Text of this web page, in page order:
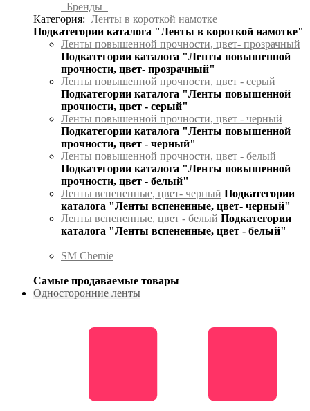
Бренды
Категория: Ленты в короткой намотке
Подкатегории каталога "Ленты в короткой намотке"
Ленты повышенной прочности, цвет- прозрачный
Подкатегории каталога "Ленты повышенной
прочности, цвет- прозрачный"
Ленты повышенной прочности, цвет - серый
Подкатегории каталога "Ленты повышенной
прочности, цвет - серый"
Ленты повышенной прочности, цвет - черный
Подкатегории каталога "Ленты повышенной
прочности, цвет - черный"
Ленты повышенной прочности, цвет - белый
Подкатегории каталога "Ленты повышенной
прочности, цвет - белый"
Ленты вспененные, цвет- черный Подкатегории
каталога "Ленты вспененные, цвет- черный"
Ленты вспененные, цвет - белый Подкатегории
каталога "Ленты вспененные, цвет - белый"
SM Chemie
Самые продаваемые товары
Односторонние ленты